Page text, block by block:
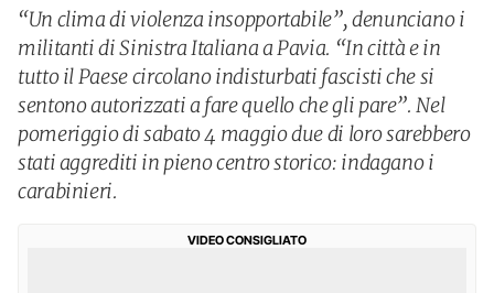
“Un clima di violenza insopportabile”, denunciano i
militanti di Sinistra Italiana a Pavia. “In città e in
tutto il Paese circolano indisturbati fascisti che si
sentono autorizzati a fare quello che gli pare”. Nel
pomeriggio di sabato 4 maggio due di loro sarebbero
stati aggrediti in pieno centro storico: indagano i
carabinieri.
VIDEO CONSIGLIATO